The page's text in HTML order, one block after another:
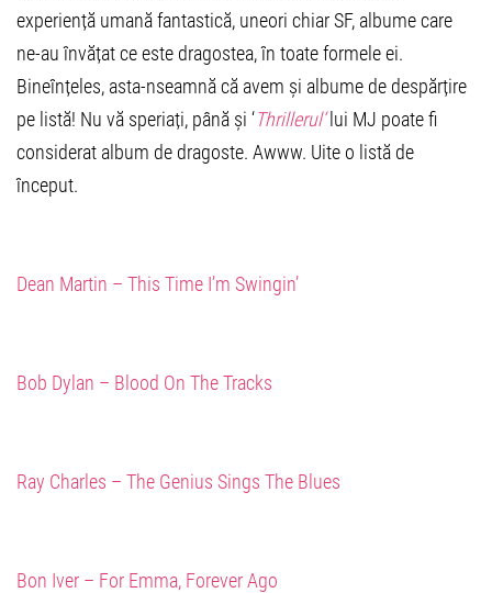
experiență umană fantastică, uneori chiar SF, albume care
ne-au învățat ce este dragostea, în toate formele ei.
Bineînțeles, asta-nseamnă că avem și albume de despărțire
pe listă! Nu vă speriați, până și ‘Thrillerul’lui MJ poate fi
considerat album de dragoste. Awww. Uite o listă de
început.
Dean Martin – This Time I’m Swingin’
Bob Dylan – Blood On The Tracks
Ray Charles – The Genius Sings The Blues
Bon Iver – For Emma, Forever Ago